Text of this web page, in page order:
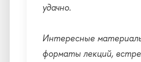
удачно.
Интересные
форматы лекций,